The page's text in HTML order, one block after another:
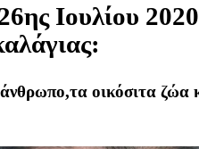
Ιουλίου
οικόσιτα